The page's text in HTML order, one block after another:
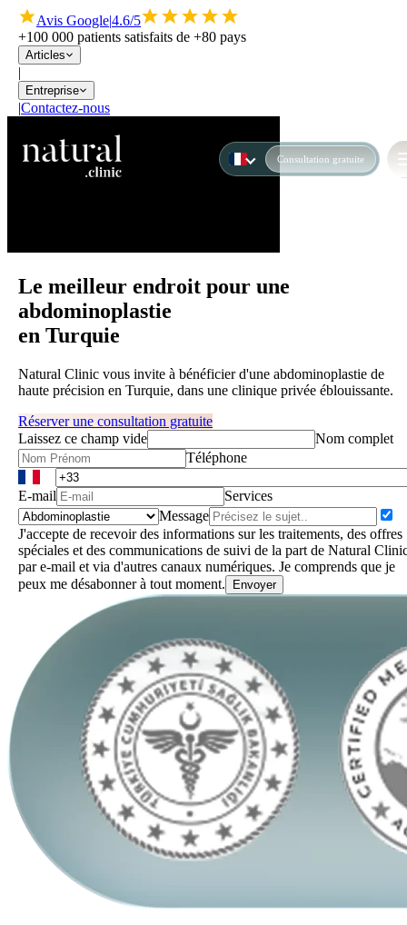
Avis Google|4.6/5
+100 000 patients satisfaits de +80 pays
Articles
|
Entreprise
|Contactez-nous
Consultation gratuite
Le meilleur endroit pour une
abdominoplastie
en Turquie
Natural Clinic vous invite à bénéficier d'une abdominoplastie de
haute précision en Turquie, dans une clinique privée éblouissante.
Réserver une consultation gratuite
Laissez ce champ vide
Nom complet
Téléphone
E-mail
Services
Message
J'accepte de recevoir des informations sur les traitements, des offres
spéciales et des communications de suivi de la part de Natural
par e-mail et via d'autres canaux numériques. Je comprends que je
peux me désabonner à tout moment.
Envoyer